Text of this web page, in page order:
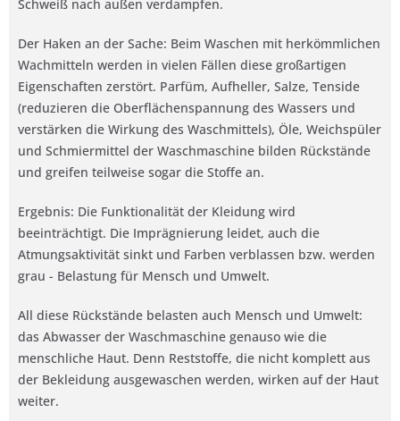
Schweiß nach außen verdampfen.
Der Haken an der Sache: Beim Waschen mit herkömmlichen
Wachmitteln werden in vielen Fällen diese großartigen
Eigenschaften zerstört. Parfüm, Aufheller, Salze, Tenside
(reduzieren die Oberflächenspannung des Wassers und
verstärken die Wirkung des Waschmittels), Öle, Weichspüler
und Schmiermittel der Waschmaschine bilden Rückstände
und greifen teilweise sogar die Stoffe an.
Ergebnis: Die Funktionalität der Kleidung wird
beeinträchtigt. Die Imprägnierung leidet, auch die
Atmungsaktivität sinkt und Farben verblassen bzw. werden
grau - Belastung für Mensch und Umwelt.
All diese Rückstände belasten auch Mensch und Umwelt:
das Abwasser der Waschmaschine genauso wie die
menschliche Haut. Denn Reststoffe, die nicht komplett aus
der Bekleidung ausgewaschen werden, wirken auf der Haut
weiter.